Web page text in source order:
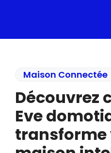
Maison Connectée
Découvrez
Eve
transforme